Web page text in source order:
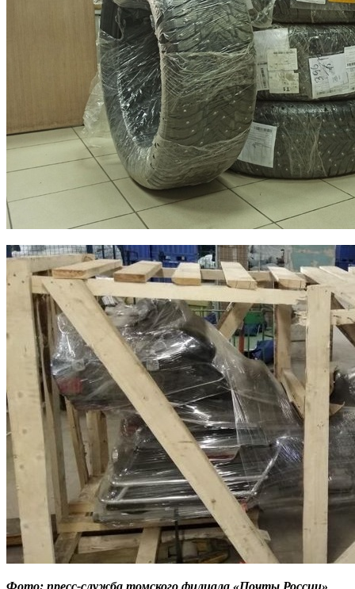
Фото: пресс-служба томского филиала «Почты России»